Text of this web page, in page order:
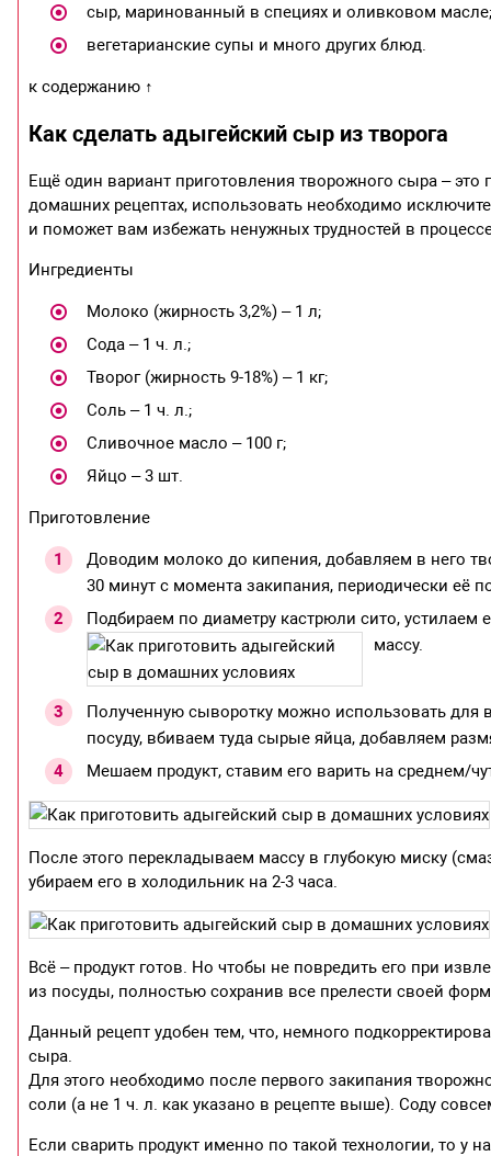
сыр, маринованный в специях и оливковом масле;
вегетарианские супы и много других блюд.
к содержанию ↑
Как сделать адыгейский сыр из творога
Ещё один вариант приготовления творожного сыра – это
домашних рецептах, использовать необходимо
и поможет вам избежать ненужных трудностей в
Ингредиенты
Молоко (жирность 3,2%) – 1 л;
Сода – 1 ч. л.;
Творог (жирность 9-18%) – 1 кг;
Соль – 1 ч. л.;
Сливочное масло – 100 г;
Яйцо – 3 шт.
Приготовление
Доводим молоко до кипения, добавляем в него
30 минут с момента закипания, периодически её
Подбираем по диаметру кастрюли сито,
массу.
Полученную сыворотку можно использовать
посуду, вбиваем туда сырые яйца, добавляем
Мешаем продукт, ставим его варить на среднем/
После этого перекладываем массу в глубокую миску
убираем его в холодильник на 2-3 часа.
Всё – продукт готов. Но чтобы не повредить его при
из посуды, полностью сохранив все прелести своей
Данный рецепт удобен тем, что, немного
сыра.
Для этого необходимо после первого закипания
соли (а не 1 ч. л. как указано в рецепте выше). Соду
Если сварить продукт именно по такой технологии, то у